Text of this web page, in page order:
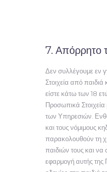
7. Απόρρητο
Δεν συλλέγουμε εν
Στοιχεία από
είστε κάτω των 18
Προσωπικά Στοιχεία
των Υπηρεσιών.
και τους νόμιμους
παρακολουθούν τη
παιδιών τους και
εφαρμογή αυτής της